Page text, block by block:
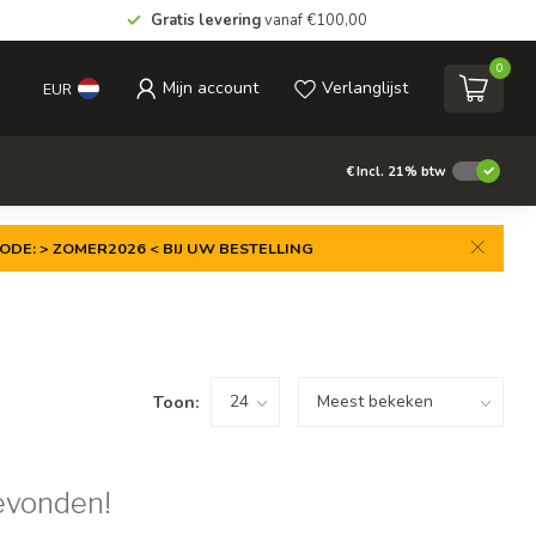
Gratis leveringvanaf €100,00
EUR Mijn account Verlanglijst
0
€Incl. 21% btw
> ZOMER2026 < BIJ UW BESTELLING
Toon: